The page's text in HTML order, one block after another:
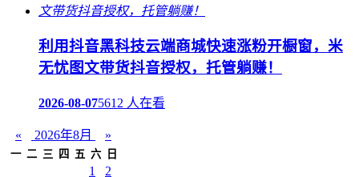
利用抖音黑科技云端商城快速涨粉开橱窗，米
无忧图文带货抖音授权，托管躺赚！
2026-08-075612 人在看
« 2026年8月 »
一 二 三 四 五 六 日
1
2